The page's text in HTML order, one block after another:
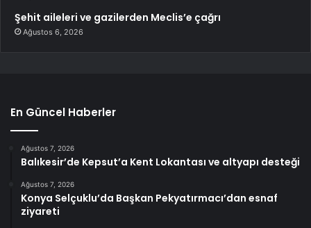
Şehit aileleri ve gazilerden Meclis’e çağrı
Ağustos 6, 2026
En Güncel Haberler
Ağustos 7, 2026
Balıkesir’de Kepsut’a Kent Lokantası ve altyapı desteği
Ağustos 7, 2026
Konya Selçuklu’da Başkan Pekyatırmacı’dan esnaf
ziyareti